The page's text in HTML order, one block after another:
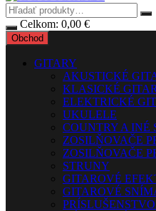
Celkom: 0,00 €
Obchod
GITARY
AKUSTICKÉ
KLASICKÉ
ELEKTRICKÉ
UKULELE
COUNTRY A INÉ
ZOSILŇOVAČE
ZOSILŇOVAČE
STRUNY
GITAROVÉ
GITAROVÉ